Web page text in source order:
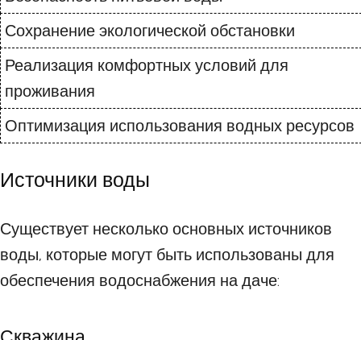
Сохранение экологической обстановки
Реализация комфортных условий для
проживания
Оптимизация использования водных ресурсов
Источники воды
Существует несколько основных источников
воды, которые могут быть использованы для
обеспечения водоснабжения на даче: